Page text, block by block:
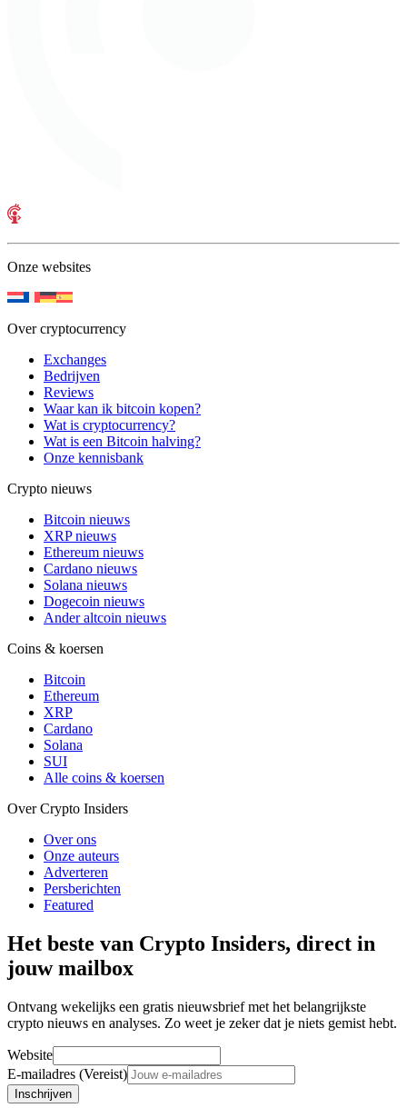
Onze websites
Over cryptocurrency
Exchanges
Bedrijven
Reviews
Waar kan ik bitcoin kopen?
Wat is cryptocurrency?
Wat is een Bitcoin halving?
Onze kennisbank
Crypto nieuws
Bitcoin nieuws
XRP nieuws
Ethereum nieuws
Cardano nieuws
Solana nieuws
Dogecoin nieuws
Ander altcoin nieuws
Coins & koersen
Bitcoin
Ethereum
XRP
Cardano
Solana
SUI
Alle coins & koersen
Over Crypto Insiders
Over ons
Onze auteurs
Adverteren
Persberichten
Featured
Het beste van Crypto Insiders, direct in
jouw mailbox
Ontvang wekelijks een gratis nieuwsbrief met het belangrijkste
crypto nieuws en analyses. Zo weet je zeker dat je niets gemist hebt.
Website
E-mailadres (Vereist)
Inschrijven